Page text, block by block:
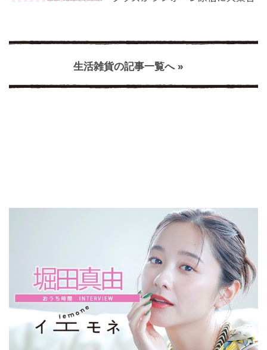
生活雑貨の記事一覧へ »